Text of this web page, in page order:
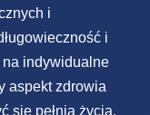
i
i
indywidualne
aspekt zdrowia
się pełnią życia.